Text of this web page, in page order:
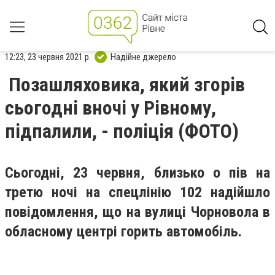
12:23, 23 червня 2021 р. Надійне джерело
Позашляховика, який згорів
сьогодні вночі у Рівному,
підпалили, - поліція (ФОТО)
Сьогодні, 23 червня, близько о пів на
третю ночі на спецлінію 102 надійшло
повідомлення, що на вулиці Чорновола в
обласному центрі горить автомобіль.